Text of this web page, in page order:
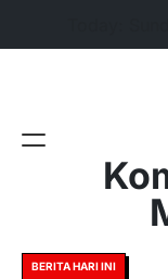
Posted
BERITA HARI INI